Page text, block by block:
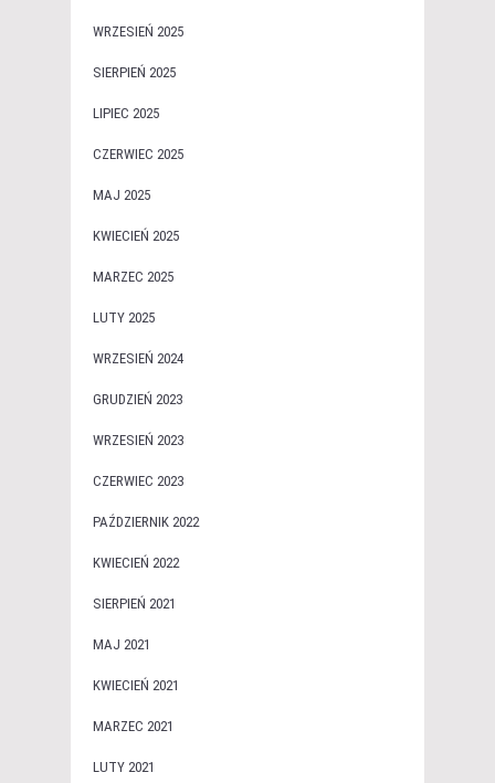
WRZESIEŃ 2025
SIERPIEŃ 2025
LIPIEC 2025
CZERWIEC 2025
MAJ 2025
KWIECIEŃ 2025
MARZEC 2025
LUTY 2025
WRZESIEŃ 2024
GRUDZIEŃ 2023
WRZESIEŃ 2023
CZERWIEC 2023
PAŹDZIERNIK 2022
KWIECIEŃ 2022
SIERPIEŃ 2021
MAJ 2021
KWIECIEŃ 2021
MARZEC 2021
LUTY 2021